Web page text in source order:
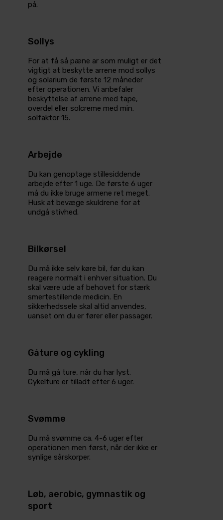
på.
Sollys
For at få så pæne ar som muligt er det
vigtigt at beskytte arrene mod sollys
og solarium de første 12 måneder
efter operationen. Vi anbefaler
beskyttelse af arrene med tape,
overdel­ eller solcreme med min.
solfaktor 15.
Arbejde
Du kan genoptage stillesiddende
arbejde efter 1 uge. De første 6 uger
må du ikke bruge armene ret meget.
Husk at bevæge skuldrene for at
undgå stivhed.
Bilkørsel
Du må ikke selv køre bil, før du kan
reagere normalt i enhver situation. Du
skal være ude af behovet for stærk
smertestillende medicin. En
sikkerhedssele skal altid anvendes,
uanset om du er fører eller passager.
Gåture og cykling
Du må gå ture, når du har lyst.
Cykelture er tilladt efter 6 uger.
Svømme
Du må svømme ca. 4-6 uger efter
operationen men først, når der ikke er
synlige sårskorper.
Løb, aerobic, gymnastik og
sport